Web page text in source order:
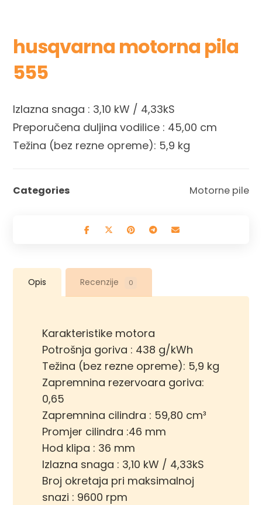
husqvarna motorna pila
555
Izlazna snaga : 3,10 kW / 4,33kS
Preporučena duljina vodilice : 45,00 cm
Težina (bez rezne opreme): 5,9 kg
Categories Motorne pile
Opis Recenzije 0
Karakteristike motora
Potrošnja goriva : 438 g/kWh
Težina (bez rezne opreme): 5,9 kg
Zapremnina rezervoara goriva:
0,65
Zapremnina cilindra : 59,80 cm³
Promjer cilindra :46 mm
Hod klipa : 36 mm
Izlazna snaga : 3,10 kW / 4,33kS
Broj okretaja pri maksimalnoj
snazi : 9600 rpm